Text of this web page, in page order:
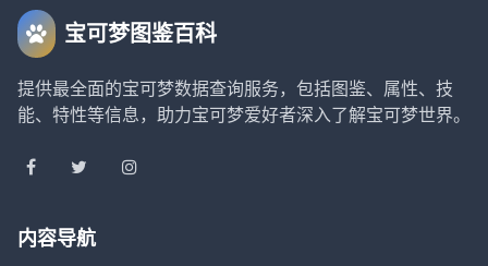
宝可梦图鉴百科
提供最全面的宝可梦数据查询服务，包括图鉴、属性、技
能、特性等信息，助力宝可梦爱好者深入了解宝可梦世界。
内容导航